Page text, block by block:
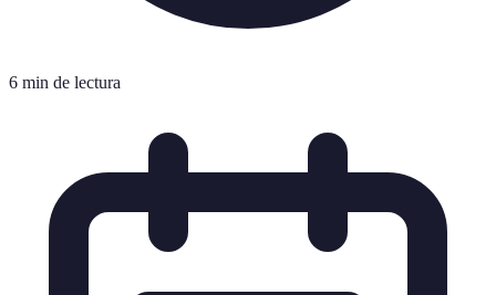
6 min de lectura